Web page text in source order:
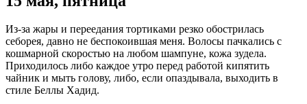
Из-за жары и переедания тортиками резко обострилась
себорея, давно не беспокоившая меня. Волосы пачкались с
кошмарной скоростью на любом шампуне, кожа зудела.
Приходилось либо каждое утро перед работой кипятить
чайник и мыть голову, либо, если опаздывала, выходить в
стиле Беллы Хадид.